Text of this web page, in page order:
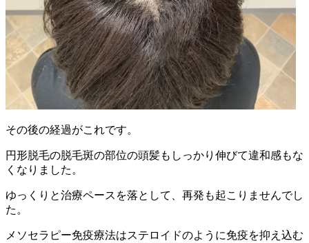
その後の経過がこれです。
円形脱毛の脱毛斑の部位の頭髪もしっかり伸びて違和感もな
くなりました。
ゆっくりと治療ペースを落として、再発も起こりませんでし
た。
メソセラピー免疫療法はステロイドのように免疫を抑え込む